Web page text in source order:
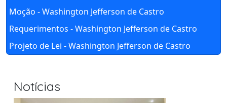
Moção - Washington Jefferson de Castro
Requerimentos - Washington Jefferson de Castro
Projeto de Lei - Washington Jefferson de Castro
Notícias